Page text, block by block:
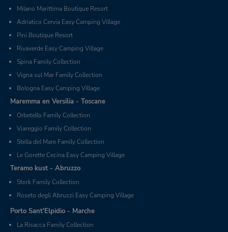
Milano Marittima Boutique Resort
Adriatico Cervia Easy Camping Village
Pini Boutique Resort
Rivaverde Easy Camping Village
Spina Family Collection
Vigna sul Mar Family Collection
Bologna Easy Camping Village
Maremma en Versilia - Toscane
Orbetello Family Collection
Viareggio Family Collection
Stella del Mare Family Collection
Le Gorette Cecina Easy Camping Village
Teramo kust - Abruzzo
Stork Family Collection
Roseto degli Abruzzi Easy Camping Village
Porto Sant'Elpidio - Marche
La Risacca Family Collection